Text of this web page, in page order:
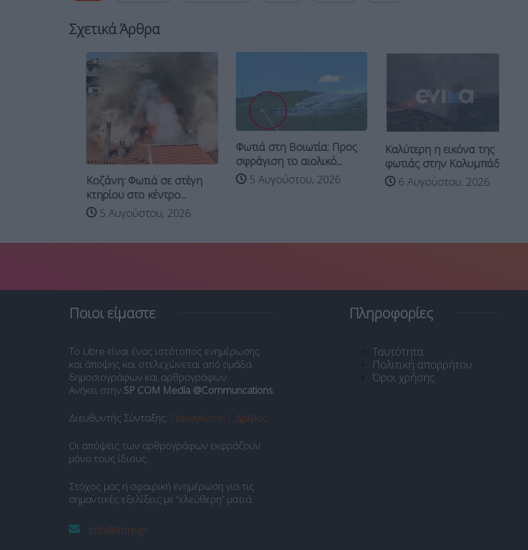
Σχετικά Άρθρα
Κοζάνη: Φωτιά σε στέγη
κτηρίου στο κέντρο...
5 Αυγούστου, 2026
Φωτιά στη Βοιωτία: Προς
σφράγιση το αιολικό...
5 Αυγούστου, 2026
Καλύτερη η εικόνα της
φωτιάς στην Κολυμπάδα...
6 Αυγούστου, 2026
Ποιοι είμαστε
Το Libre είναι ένας ιστότοπος ενημέρωσης
και άποψης και στελεχώνεται από ομάδα
δημοσιογράφων και αρθρογράφων.
Ανήκει στην SP COM Media @Communcations.
Διευθυντής Σύνταξης: Παναγιώτης Ι. Δρίβας.
Οι απόψεις των αρθρογράφων εκφράζουν
μόνο τους ίδιους.
Στόχος μας η σφαιρική ενημέρωση για τις
σημαντικές εξελίξεις με “ελεύθερη” ματιά.
info@libre.gr
Πληροφορίες
Ταυτότητα
Πολιτική απορρήτου
Όροι χρήσης